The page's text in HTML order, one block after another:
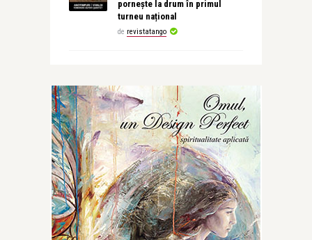
pornește la drum în primul
turneu național
de revistatango